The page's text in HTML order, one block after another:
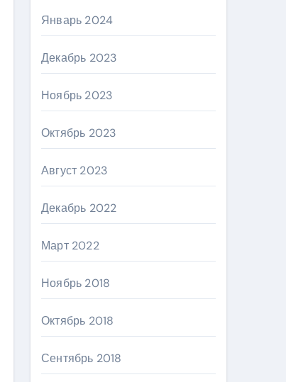
Январь 2024
Декабрь 2023
Ноябрь 2023
Октябрь 2023
Август 2023
Декабрь 2022
Март 2022
Ноябрь 2018
Октябрь 2018
Сентябрь 2018